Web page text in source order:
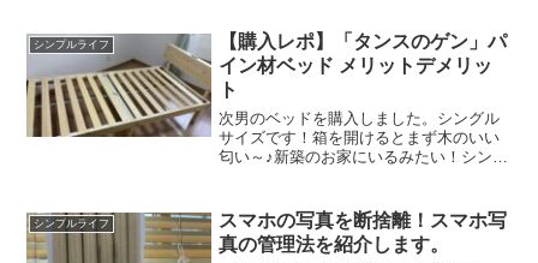
屋中にして癒しです♪△お花屋さんにて。
丁寧に教えてくれる...
シンプルライフ
【購入レポ】「タンスのゲン」パ
イン材ベッド メリットデメリッ
ト
次男のベッドを購入しました。シングル
サイズです！箱を開けるとまず木のいい
匂い～♪新築のお家にいるみたい！シング
ズナブルでいい商品でしたので紹介しま
す！組み立ての所要...
シンプルライフ
スマホの写真を断捨離！スマホ写
真の管理法を紹介します。